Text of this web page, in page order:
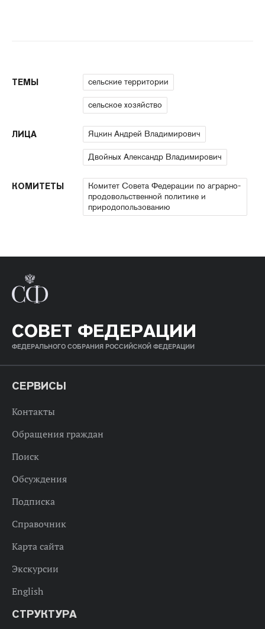
ТЕМЫ сельские территории
сельское хозяйство
ЛИЦА Яцкин Андрей Владимирович
Двойных Александр Владимирович
КОМИТЕТЫ
Комитет Совета Федерации по аграрно-
продовольственной политике и
природопользованию
СОВЕТ ФЕДЕРАЦИИ
ФЕДЕРАЛЬНОГО СОБРАНИЯ РОССИЙСКОЙ ФЕДЕРАЦИИ
СЕРВИСЫ
Контакты
Обращения граждан
Поиск
Обсуждения
Подписка
Справочник
Карта сайта
Экскурсии
English
СТРУКТУРА